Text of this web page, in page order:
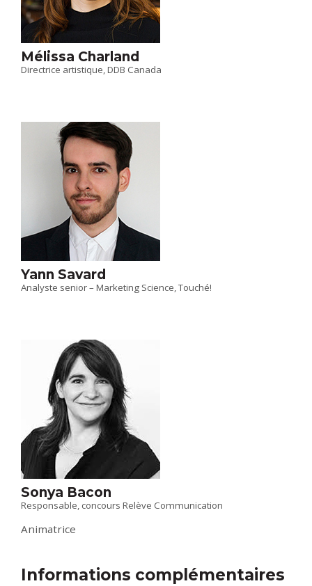
Mélissa Charland
Directrice artistique, DDB Canada
Yann Savard
Analyste senior – Marketing Science, Touché!
Sonya Bacon
Responsable, concours Relève Communication
Animatrice
Informations complémentaires